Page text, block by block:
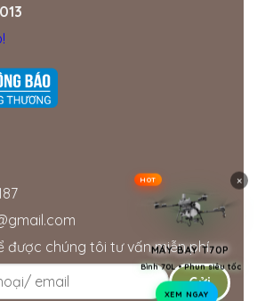
được chúng tôi tư vấn miễn phí.
HOT ×
MÁY BAY T70P
Bình 70L • Phun siêu tốc
XEM NGAY